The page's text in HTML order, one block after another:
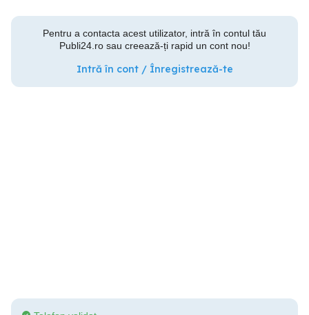
Pentru a contacta acest utilizator, intră în contul tău
Publi24.ro sau creează-ți rapid un cont nou!
Intră în cont / Înregistrează-te